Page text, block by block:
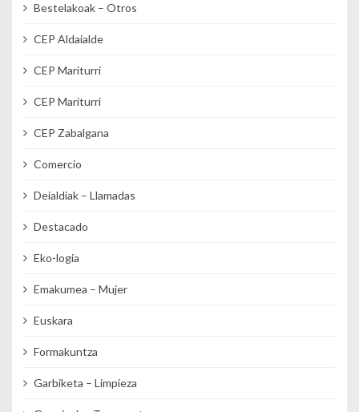
Bestelakoak – Otros
CEP Aldaialde
CEP Mariturri
CEP Mariturri
CEP Zabalgana
Comercio
Deialdiak – Llamadas
Destacado
Eko-logia
Emakumea – Mujer
Euskara
Formakuntza
Garbiketa – Limpieza